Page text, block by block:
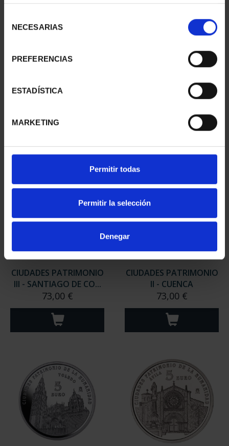
NECESARIAS
PREFERENCIAS
ESTADÍSTICA
MARKETING
Permitir todas
Permitir la selección
Denegar
CIUDADES PATRIMONIO
CIUDADES PATRIMONIO
- CÁCERES
CIUDADES PATRIMONIO
III - SANTIAGO DE CO...
73,00 €
CIUDADES PATRIMONIO
II - CUENCA
73,00 €